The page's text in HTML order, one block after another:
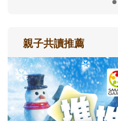
親子共讀推薦